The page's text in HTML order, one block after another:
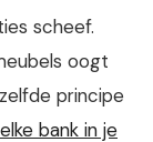
scheef.
oogt
principe
bank in je